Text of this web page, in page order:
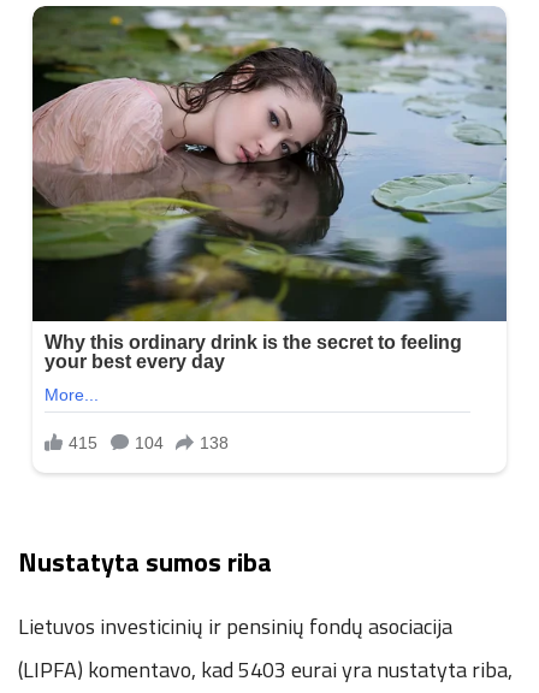
Nustatyta sumos riba
Lietuvos investicinių ir pensinių fondų asociacija
(LIPFA) komentavo, kad 5403 eurai yra nustatyta riba,